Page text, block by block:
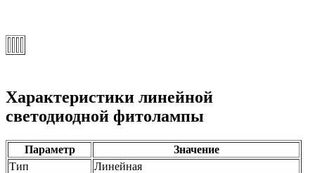
Характеристики линейной
светодиодной фитолампы
Параметр
Значение
Тип
Линейная